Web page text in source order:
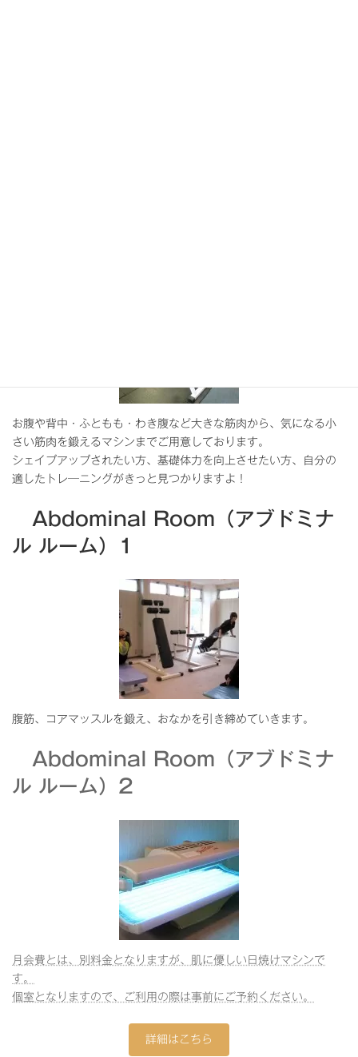
お腹や背中・ふともも・わき腹など大きな筋肉から、気になる小
さい筋肉を鍛えるマシンまでご用意しております。
シェイプアップされたい方、基礎体力を向上させたい方、自分の
適したトレ―ニングがきっと見つかりますよ！
Abdominal Room（アブドミナ
ル ルーム）1
腹筋、コアマッスルを鍛え、おなかを引き締めていきます。
Abdominal Room（アブドミナ
ル ルーム）2
月会費とは、別料金となりますが、肌に優しい日焼けマシンで
す。
個室となりますので、ご利用の際は事前にご予約ください。
詳細はこちら